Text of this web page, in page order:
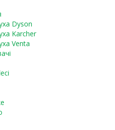
Dyson
Karcher
Venta